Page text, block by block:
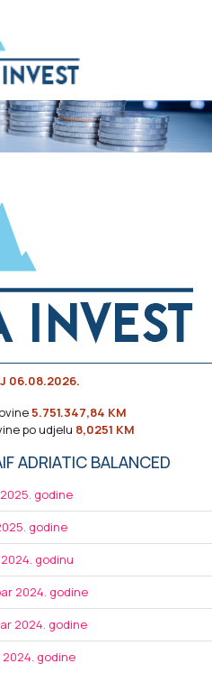
06.08.2026.
5.751.347,84 KM
po udjelu 8,0251 KM
ADRIATIC BALANCED
godine
godine
godinu
2024. godine
2024. godine
godine